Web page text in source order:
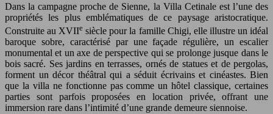
Dans la campagne proche de Sienne, la Villa Cetinale est l’une des
propriétés les plus emblématiques de ce paysage aristocratique.
Construite au XVIIe siècle pour la famille Chigi, elle illustre un idéal
baroque sobre, caractérisé par une façade régulière, un escalier
monumental et un axe de perspective qui se prolonge jusque dans le
bois sacré. Ses jardins en terrasses, ornés de statues et de pergolas,
forment un décor théâtral qui a séduit écrivains et cinéastes. Bien
que la villa ne fonctionne pas comme un hôtel classique, certaines
parties sont parfois proposées en location privée, offrant une
immersion rare dans l’intimité d’une grande demeure siennoise.